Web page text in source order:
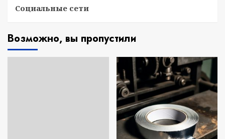
Социальные сети
Возможно, вы пропустили